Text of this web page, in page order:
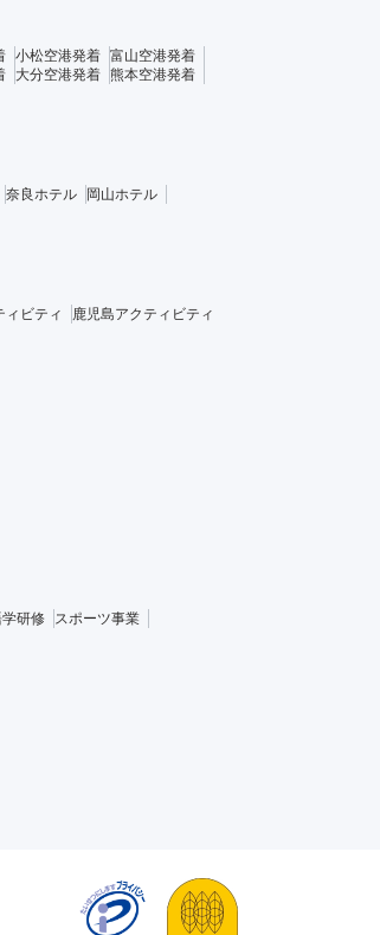
小松空港発着 富山空港発着
大分空港発着 熊本空港発着
奈良ホテル
岡山ホテル
ィビティ 鹿児島アクティビティ
研修
スポーツ事業